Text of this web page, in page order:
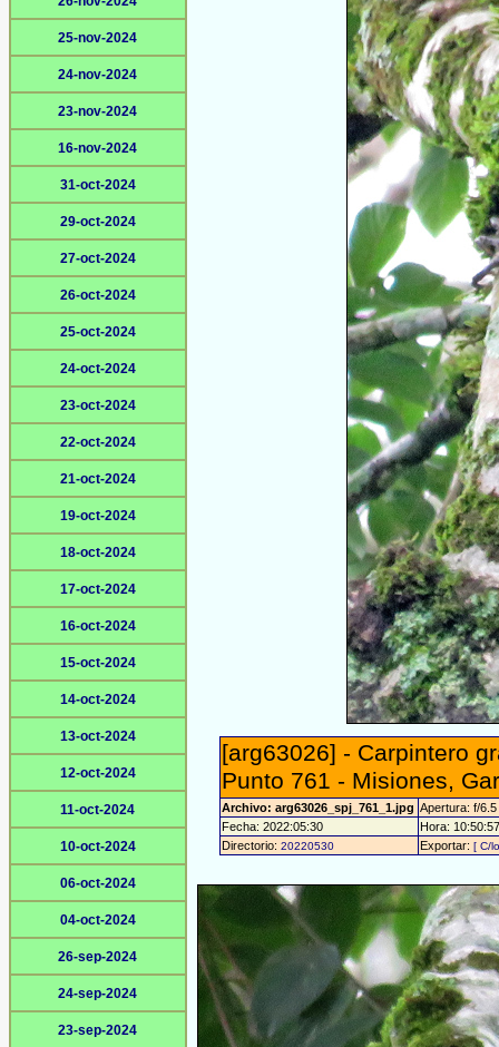
25-nov-2024
24-nov-2024
23-nov-2024
16-nov-2024
31-oct-2024
29-oct-2024
27-oct-2024
26-oct-2024
25-oct-2024
24-oct-2024
23-oct-2024
22-oct-2024
21-oct-2024
19-oct-2024
18-oct-2024
17-oct-2024
16-oct-2024
15-oct-2024
14-oct-2024
13-oct-2024
12-oct-2024
11-oct-2024
10-oct-2024
06-oct-2024
04-oct-2024
26-sep-2024
24-sep-2024
23-sep-2024
[arg63026] - Carpintero
Punto 761 - Misiones,
Archivo: arg63026_spj_761_1.jpg Apertura: f/6.5
Fecha: 2022:05:30
Hora:
Directorio:20220530 Exportar:[ C/